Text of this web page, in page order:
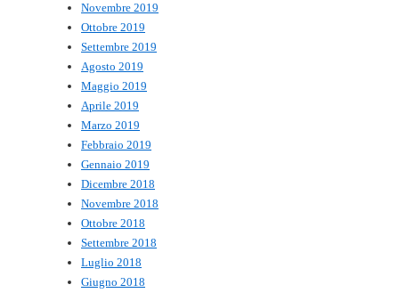
Novembre 2019
Ottobre 2019
Settembre 2019
Agosto 2019
Maggio 2019
Aprile 2019
Marzo 2019
Febbraio 2019
Gennaio 2019
Dicembre 2018
Novembre 2018
Ottobre 2018
Settembre 2018
Luglio 2018
Giugno 2018